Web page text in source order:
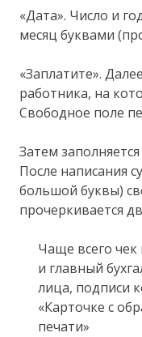
«Дата». Число и
месяц буквами
«Заплатите».
работника, на
Свободное поле
Затем
После написания
большой буквы)
прочеркивается
Чаще всего
и главный
лица, подписи
«Карточке с
печати»